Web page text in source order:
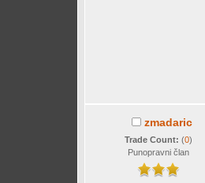
zmadaric
Trade Count: (0)
Punopravni član